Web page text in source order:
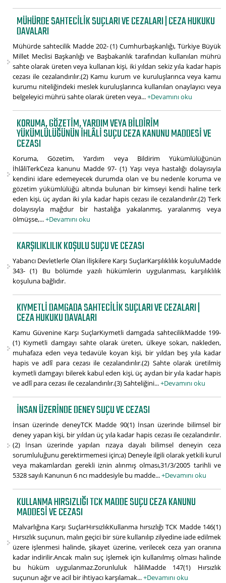
MÜHÜRDE SAHTECILIK SUÇLARI VE CEZALARI | CEZA HUKUKU
DAVALARI
Mühürde sahtecilik Madde 202- (1) Cumhurbaşkanlığı, Türkiye Büyük
Millet Meclisi Başkanlığı ve Başbakanlık tarafından kullanılan mührü
sahte olarak üreten veya kullanan kişi, iki yıldan sekiz yıla kadar hapis
cezası ile cezalandırılır.(2) Kamu kurum ve kuruluşlarınca veya kamu
kurumu niteliğindeki meslek kuruluşlarınca kullanılan onaylayıcı veya
belgeleyici mührü sahte olarak üreten veya...+Devamını oku
KORUMA, GÖZETIM, YARDIM VEYA BILDIRIM
YÜKÜMLÜLÜĞÜNÜN İHLÂLI SUÇU CEZA KANUNU MADDESI VE
CEZASI
Koruma, Gözetim, Yardım veya Bildirim Yükümlülüğünün
İhlâliTerkCeza kanunu Madde 97- (1) Yaşı veya hastalığı dolayısıyla
kendini idare edemeyecek durumda olan ve bu nedenle koruma ve
gözetim yükümlülüğü altında bulunan bir kimseyi kendi haline terk
eden kişi, üç aydan iki yıla kadar hapis cezası ile cezalandırılır.(2) Terk
dolayısıyla mağdur bir hastalığa yakalanmış, yaralanmış veya
ölmüşse,...+Devamını oku
KARŞILIKLILIK KOŞULU SUÇU VE CEZASI
Yabancı Devletlerle Olan İlişkilere Karşı SuçlarKarşılıklılık koşuluMadde
343- (1) Bu bölümde yazılı hükümlerin uygulanması, karşılıklılık
koşuluna bağlıdır.
KIYMETLI DAMGADA SAHTECILIK SUÇLARI VE CEZALARI |
CEZA HUKUKU DAVALARI
Kamu Güvenine Karşı SuçlarKıymetli damgada sahtecilikMadde 199-
(1) Kıymetli damgayı sahte olarak üreten, ülkeye sokan, nakleden,
muhafaza eden veya tedavüle koyan kişi, bir yıldan beş yıla kadar
hapis ve adlî para cezası ile cezalandırılır.(2) Sahte olarak üretilmiş
kıymetli damgayı bilerek kabul eden kişi, üç aydan bir yıla kadar hapis
ve adlî para cezası ile cezalandırılır.(3) Sahteliğini...+Devamını oku
İNSAN ÜZERINDE DENEY SUÇU VE CEZASI
İnsan üzerinde deneyTCK Madde 90(1) İnsan üzerinde bilimsel bir
deney yapan kişi, bir yıldan üç yıla kadar hapis cezası ile cezalandırılır.
(2) İnsan üzerinde yapılan rızaya dayalı bilimsel deneyin ceza
sorumluluğunu gerektirmemesi için;a) Deneyle ilgili olarak yetkili kurul
veya makamlardan gerekli iznin alınmış olması,31/3/2005 tarihli ve
5328 sayılı Kanunun 6 ncı maddesiyle bu madde...+Devamını oku
KULLANMA HIRSIZLIĞI TCK MADDE SUÇU CEZA KANUNU
MADDESI VE CEZASI
Malvarlığına Karşı SuçlarHırsızlıkKullanma hırsızlığı TCK Madde 146(1)
Hırsızlık suçunun, malın geçici bir süre kullanılıp zilyedine iade edilmek
üzere işlenmesi halinde, şikayet üzerine, verilecek ceza yarı oranına
kadar indirilir.Ancak malın suç işlemek için kullanılmış olması halinde
bu hüküm uygulanmaz.Zorunluluk hâliMadde 147(1) Hırsızlık
suçunun ağır ve acil bir ihtiyacı karşılamak...+Devamını oku